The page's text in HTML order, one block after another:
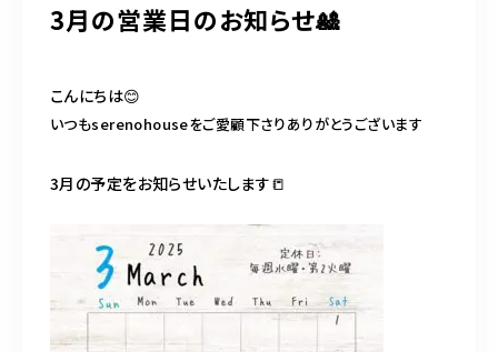
3月の営業日のお知らせ🎎
こんにちは😊
いつもserenohouseをご愛顧下さりありがとうございます
3月の予定をお知らせいたします📒
ブログ
不動産売却専門サイト
072-870-0326
10:00～19:00（水曜・第2火曜定休）